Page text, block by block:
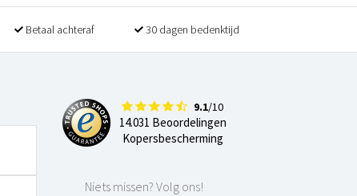
Betaal achteraf 30 dagen bedenktijd
9.1/10
14.031 Beoordelingen
Kopersbescherming
Niets missen? Volg ons!